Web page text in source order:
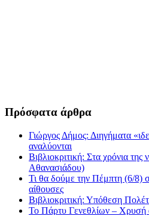
Πρόσφατα άρθρα
Γιώργος Δήμος: Διηγήματα
αναλύονται
Βιβλιοκριτική: Στα χρόνια
Αθανασιάδου)
Τι θα δούμε την Πέμπτη (6/8)
αίθουσες
Βιβλιοκριτική: Υπόθεση
Το Πάρτυ Γενεθλίων – Χρυσή